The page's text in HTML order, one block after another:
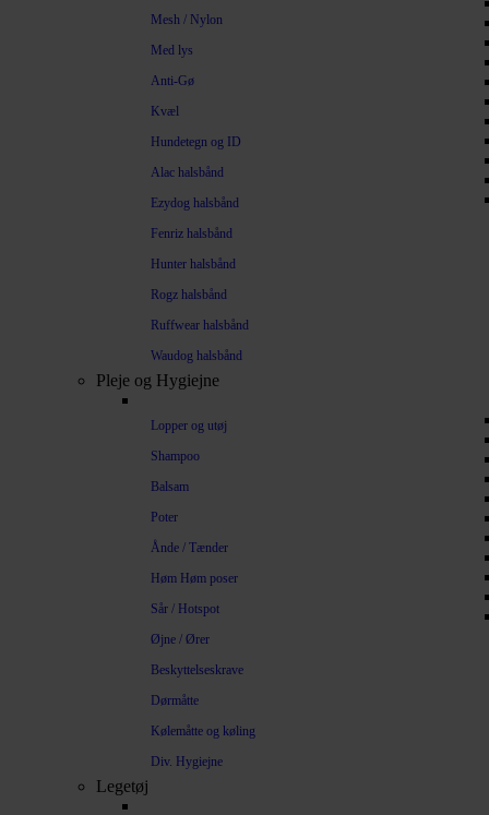
Mesh / Nylon
Med lys
Anti-Gø
Kvæl
Hundetegn og ID
Alac halsbånd
Ezydog halsbånd
Fenriz halsbånd
Hunter halsbånd
Rogz halsbånd
Ruffwear halsbånd
Waudog halsbånd
Pleje og Hygiejne
Lopper og utøj
Shampoo
Balsam
Poter
Ånde / Tænder
Høm Høm poser
Sår / Hotspot
Øjne / Ører
Beskyttelseskrave
Dørmåtte
Kølemåtte og køling
Div. Hygiejne
Legetøj